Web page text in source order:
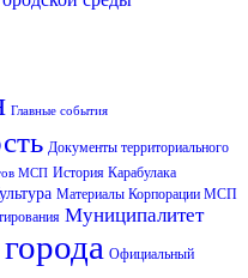
Главные события
Документы территориального
МСП История Карабулака
Материалы Корпорации МСП
Муниципалитет
Официальный